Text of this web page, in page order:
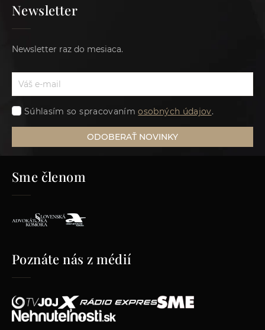
Newsletter
Newsletter raz do mesiaca.
Súhlasím so spracovanímosobných údajov.
ODOBERAŤ NOVINKY
Sme členom
Poznáte nás z médií